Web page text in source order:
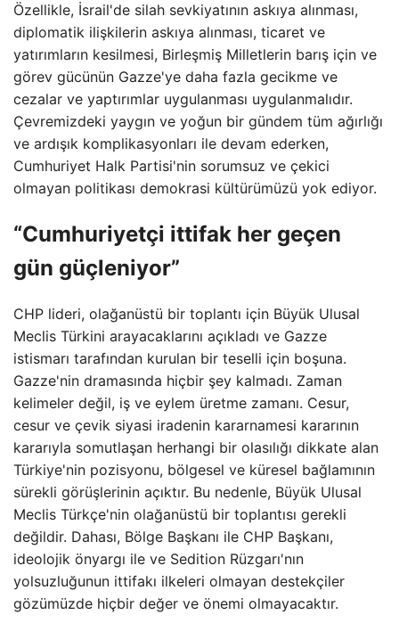
Özellikle, İsrail'de silah sevkiyatının askıya alınması,
diplomatik ilişkilerin askıya alınması, ticaret ve
yatırımların kesilmesi, Birleşmiş Milletlerin barış için ve
görev gücünün Gazze'ye daha fazla gecikme ve
cezalar ve yaptırımlar uygulanması uygulanmalıdır.
Çevremizdeki yaygın ve yoğun bir gündem tüm ağırlığı
ve ardışık komplikasyonları ile devam ederken,
Cumhuriyet Halk Partisi'nin sorumsuz ve çekici
olmayan politikası demokrasi kültürümüzü yok ediyor.
“Cumhuriyetçi ittifak her geçen
gün güçleniyor”
CHP lideri, olağanüstü bir toplantı için Büyük Ulusal
Meclis Türkini arayacaklarını açıkladı ve Gazze
istismarı tarafından kurulan bir teselli için boşuna.
Gazze'nin dramasında hiçbir şey kalmadı. Zaman
kelimeler değil, iş ve eylem üretme zamanı. Cesur,
cesur ve çevik siyasi iradenin kararnamesi kararının
kararıyla somutlaşan herhangi bir olasılığı dikkate alan
Türkiye'nin pozisyonu, bölgesel ve küresel bağlamının
sürekli görüşlerinin açıktır. Bu nedenle, Büyük Ulusal
Meclis Türkçe'nin olağanüstü bir toplantısı gerekli
değildir. Dahası, Bölge Başkanı ile CHP Başkanı,
ideolojik önyargı ile ve Sedition Rüzgarı'nın
yolsuzluğunun ittifakı ilkeleri olmayan destekçiler
gözümüzde hiçbir değer ve önemi olmayacaktır.